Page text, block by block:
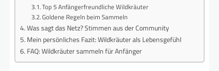
Top 5 Anfängerfreundliche Wildkräuter
Goldene Regeln beim Sammeln
Was sagt das Netz? Stimmen aus der Community
Mein persönliches Fazit: Wildkräuter als Lebensgefühl
FAQ: Wildkräuter sammeln für Anfänger